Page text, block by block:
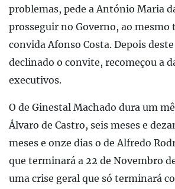
problemas, pede a António Maria
prosseguir no Governo, ao mesmo
convida Afonso Costa. Depois
declinado o convite, recomeçou a
executivos.
O de Ginestal Machado dura um
Álvaro de Castro, seis meses e
meses e onze dias o de Alfredo
que terminará a 22 de Novembro
uma crise geral que só terminará